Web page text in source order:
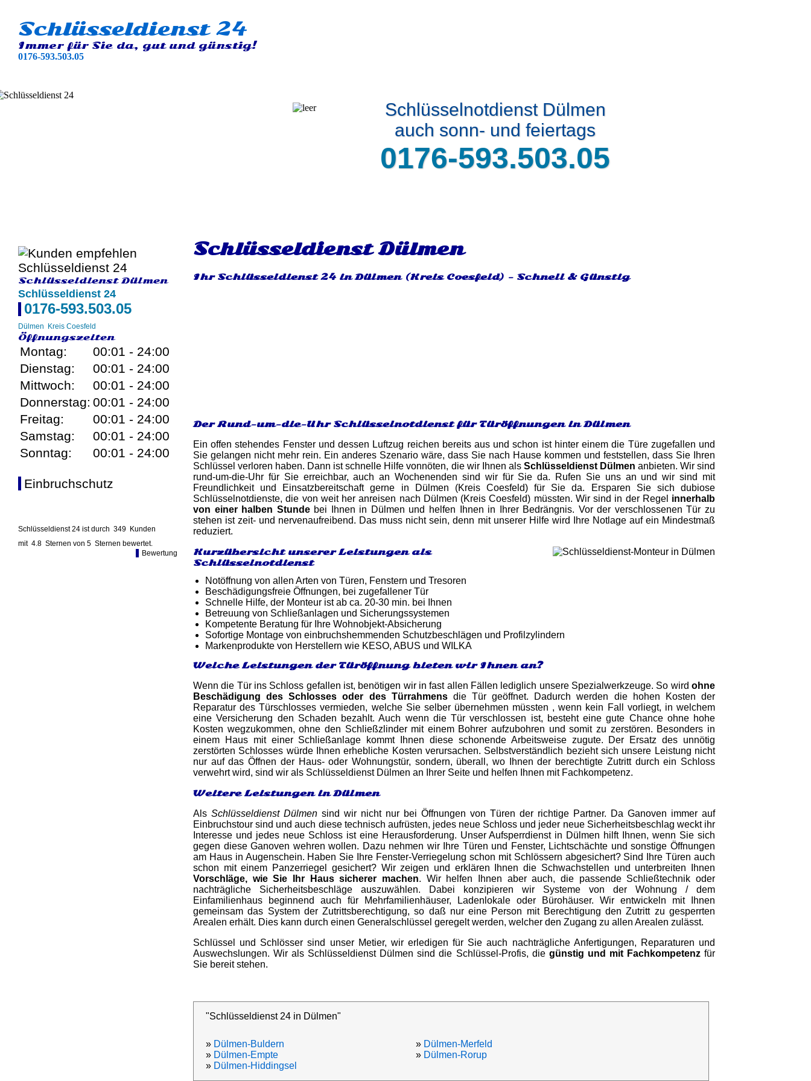
Schlüsseldienst 24
Immer für Sie da, gut und günstig!
0176-593.503.05
Schlüsselnotdienst Dülmen
auch sonn- und feiertags
0176-593.503.05
Schlüsseldienst Dülmen
Schlüsseldienst 24
0176-593.503.05
Dülmen Kreis Coesfeld
Öffnungszeiten
Montag:
00:01 - 24:00
Dienstag:
00:01 - 24:00
Mittwoch:
00:01 - 24:00
Donnerstag: 00:01 - 24:00
Freitag:
00:01 - 24:00
Samstag:
00:01 - 24:00
Sonntag:
00:01 - 24:00
Einbruchschutz
Schlüsseldienst 24 ist durch 349 Kunden
mit 4.8 Sternen von 5 Sternen bewertet.
Bewertung
Schlüsseldienst Dülmen
Ihr Schlüsseldienst 24 in Dülmen (Kreis Coesfeld) - Schnell & Günstig
Der Rund-um-die-Uhr Schlüsselnotdienst für Türöffnungen in Dülmen
Ein offen stehendes Fenster und dessen Luftzug reichen bereits aus und schon ist hinter einem die Türe zugefallen und
Sie gelangen nicht mehr rein. Ein anderes Szenario wäre, dass Sie nach Hause kommen und feststellen, dass Sie Ihren
Schlüssel verloren haben. Dann ist schnelle Hilfe vonnöten, die wir Ihnen als Schlüsseldienst Dülmen anbieten. Wir sind
rund-um-die-Uhr für Sie erreichbar, auch an Wochenenden sind wir für Sie da. Rufen Sie uns an und wir sind mit
Freundlichkeit und Einsatzbereitschaft gerne in Dülmen (Kreis Coesfeld) für Sie da. Ersparen Sie sich dubiose
Schlüsselnotdienste, die von weit her anreisen nach Dülmen (Kreis Coesfeld) müssten. Wir sind in der Regel innerhalb
von einer halben Stundebei Ihnen in Dülmen und helfen Ihnen in Ihrer Bedrängnis. Vor der verschlossenen Tür zu
stehen ist zeit- und nervenaufreibend. Das muss nicht sein, denn mit unserer Hilfe wird Ihre Notlage auf ein Mindestmaß
reduziert.
Kurzübersicht unserer Leistungen als
Schlüsselnotdienst
Notöffnung von allen Arten von Türen, Fenstern und Tresoren
Beschädigungsfreie Öffnungen, bei zugefallener Tür
Schnelle Hilfe, der Monteur ist ab ca. 20-30 min. bei Ihnen
Betreuung von Schließanlagen und Sicherungssystemen
Kompetente Beratung für Ihre Wohnobjekt-Absicherung
Sofortige Montage von einbruchshemmenden Schutzbeschlägen und Profilzylindern
Markenprodukte von Herstellern wie KESO, ABUS und WILKA
Welche Leistungen der Türöffnung bieten wir Ihnen an?
Wenn die Tür ins Schloss gefallen ist, benötigen wir in fast allen Fällen lediglich unsere Spezialwerkzeuge. So wird ohne
Beschädigung des Schlosses oder des Türrahmensdie Tür geöffnet. Dadurch werden die hohen Kosten der
Reparatur des Türschlosses vermieden, welche Sie selber übernehmen müssten , wenn kein Fall vorliegt, in welchem
eine Versicherung den Schaden bezahlt. Auch wenn die Tür verschlossen ist, besteht eine gute Chance ohne hohe
Kosten wegzukommen, ohne den Schließzlinder mit einem Bohrer aufzubohren und somit zu zerstören. Besonders in
einem Haus mit einer Schließanlage kommt Ihnen diese schonende Arbeitsweise zugute. Der Ersatz des unnötig
zerstörten Schlosses würde Ihnen erhebliche Kosten verursachen. Selbstverständlich bezieht sich unsere Leistung nicht
nur auf das Öffnen der Haus- oder Wohnungstür, sondern, überall, wo Ihnen der berechtigte Zutritt durch ein Schloss
verwehrt wird, sind wir als Schlüsseldienst Dülmen an Ihrer Seite und helfen Ihnen mit Fachkompetenz.
Weitere Leistungen in Dülmen
Als Schlüsseldienst Dülmen sind wir nicht nur bei Öffnungen von Türen der richtige Partner. Da Ganoven immer auf
Einbruchstour sind und auch diese technisch aufrüsten, jedes neue Schloss und jeder neue Sicherheitsbeschlag weckt ihr
Interesse und jedes neue Schloss ist eine Herausforderung. Unser Aufsperrdienst in Dülmen hilft Ihnen, wenn Sie sich
gegen diese Ganoven wehren wollen. Dazu nehmen wir Ihre Türen und Fenster, Lichtschächte und sonstige Öffnungen
am Haus in Augenschein. Haben Sie Ihre Fenster-Verriegelung schon mit Schlössern abgesichert? Sind Ihre Türen auch
schon mit einem Panzerriegel gesichert? Wir zeigen und erklären Ihnen die Schwachstellen und unterbreiten Ihnen
Vorschläge, wie Sie Ihr Haus sicherer machen. Wir helfen Ihnen aber auch, die passende Schließtechnik oder
nachträgliche Sicherheitsbeschläge auszuwählen. Dabei konzipieren wir Systeme von der Wohnung / dem
Einfamilienhaus beginnend auch für Mehrfamilienhäuser, Ladenlokale oder Bürohäuser. Wir entwickeln mit Ihnen
gemeinsam das System der Zutrittsberechtigung, so daß nur eine Person mit Berechtigung den Zutritt zu gesperrten
Arealen erhält. Dies kann durch einen Generalschlüssel geregelt werden, welcher den Zugang zu allen Arealen zulässt.
Schlüssel und Schlösser sind unser Metier, wir erledigen für Sie auch nachträgliche Anfertigungen, Reparaturen und
Auswechslungen. Wir als Schlüsseldienst Dülmen sind die Schlüssel-Profis, die günstig und mit Fachkompetenzfür
Sie bereit stehen.
"Schlüsseldienst 24 in Dülmen"
» Dülmen-Buldern
» Dülmen-Empte
» Dülmen-Hiddingsel
» Dülmen-Merfeld
» Dülmen-Rorup